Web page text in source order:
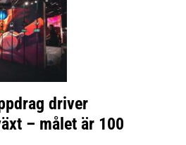
driver
– målet är 100